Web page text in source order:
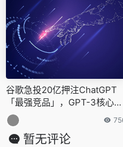
谷歌急投20亿押注ChatGPT
「最强竞品」，GPT-3核心成
员出走打造，多方出击抗衡微
软
暂无评论